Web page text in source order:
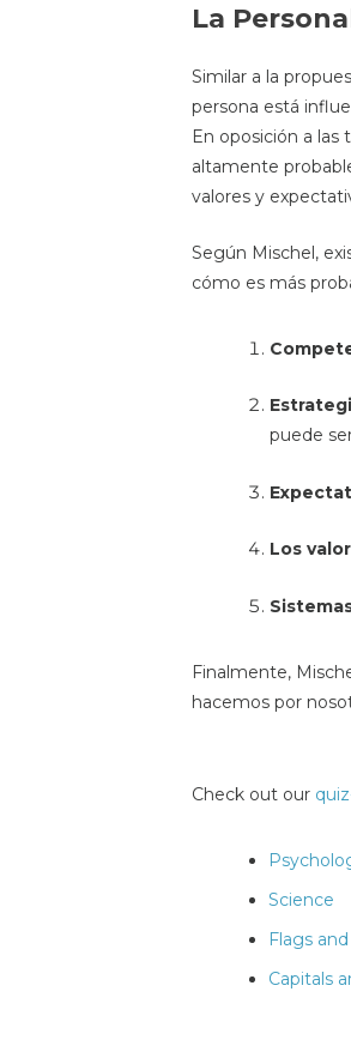
La
Similar a la
persona está
En oposición a
altamente
valores y
Según Mischel,
cómo es más
puede
Los
Finalmente,
hacemos por
Check out our
Science
Flags
Capitals